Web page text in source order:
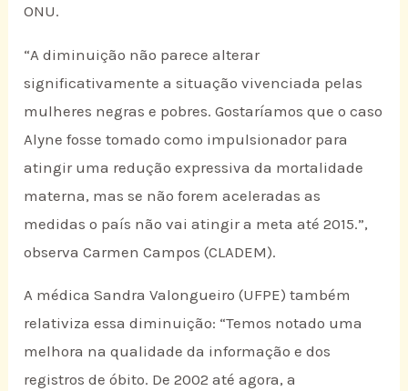
ONU.
“A diminuição não parece alterar
significativamente a situação vivenciada pelas
mulheres negras e pobres. Gostaríamos que o caso
Alyne fosse tomado como impulsionador para
atingir uma redução expressiva da mortalidade
materna, mas se não forem aceleradas as
medidas o país não vai atingir a meta até 2015.”,
observa Carmen Campos (CLADEM).
A médica Sandra Valongueiro (UFPE) também
relativiza essa diminuição: “Temos notado uma
melhora na qualidade da informação e dos
registros de óbito. De 2002 até agora, a